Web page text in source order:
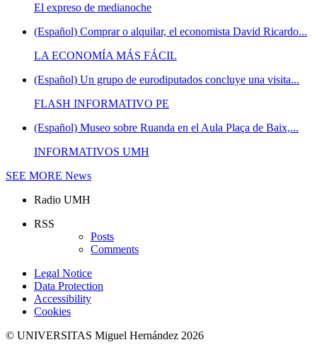
El expreso de medianoche
(Español) Comprar o alquilar, el economista David Ricardo...
LA ECONOMÍA MÁS FÁCIL
(Español) Un grupo de eurodiputados concluye una visita...
FLASH INFORMATIVO PE
(Español) Museo sobre Ruanda en el Aula Plaça de Baix,...
INFORMATIVOS UMH
SEE MORE News
Radio UMH
RSS
Posts
Comments
Legal Notice
Data Protection
Accessibility
Cookies
© UNIVERSITAS Miguel Hernández 2026